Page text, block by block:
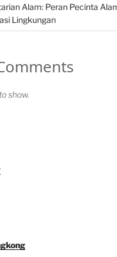
Alam: Peran Pecinta
Lingkungan
show.